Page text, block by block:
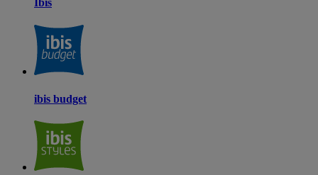
Ibis
ibis budget